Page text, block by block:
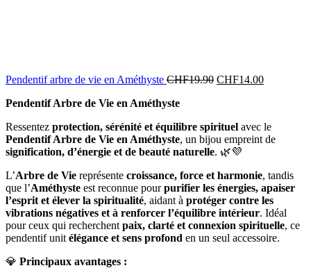
Pendentif arbre de vie en Améthyste CHF19.90 CHF14.00
Pendentif Arbre de Vie en Améthyste
Ressentez protection, sérénité et équilibre spirituel avec le
Pendentif Arbre de Vie en Améthyste, un bijou empreint de
signification, d’énergie et de beauté naturelle. 🌿💜
L’Arbre de Vie représente croissance, force et harmonie, tandis
que l’Améthyste est reconnue pourpurifier les énergies, apaiser
l’esprit et élever la spiritualité, aidant à protéger contre les
vibrations négatives et à renforcer l’équilibre intérieur. Idéal
pour ceux qui recherchent paix, clarté et connexion spirituelle, ce
pendentif unit élégance et sens profond en un seul accessoire.
💎 Principaux avantages :